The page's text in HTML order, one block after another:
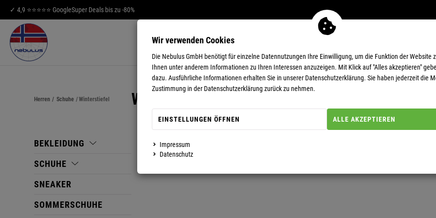
✓ 4,9 ⭐⭐⭐⭐⭐ GoogleSuper Deals bis zu -80%
HERREN DAMEN
Herren / Schuhe /Winterstiefel
BEKLEIDUNG
SCHUHE
SNEAKER
SOMMERSCHUHE
WINTERSTIEFEL
Wir verwenden Cookies
Die Nebulus GmbH benötigt für einzelne Datennutzungen Ihre Einwilligung, um die Funktion der Website
Ihnen unter anderem Informationen zu Ihren Interessen anzuzeigen. Mit Klick auf "Alles akzeptieren"
dazu. Ausführliche Informationen erhalten Sie in unserer Datenschutzerklärung. Sie haben jederzeit die
Zustimmung in der Datenschutzerklärung zurück zu nehmen.
EINSTELLUNGEN ÖFFNEN ALLE AKZEPTIEREN
Impressum
Datenschutz